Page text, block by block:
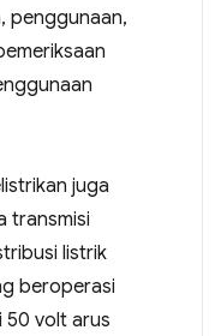
penggunaan,
juga
transmisi
listrik
beroperasi
50 volt arus